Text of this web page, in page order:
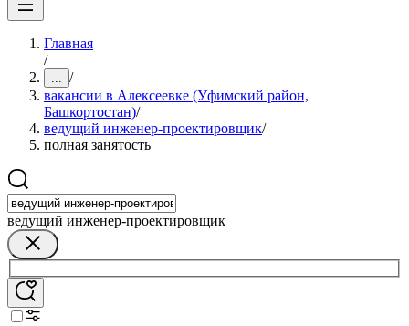
Главная
/
... /
вакансии в Алексеевке (Уфимский район,
Башкортостан)/
ведущий инженер-проектировщик/
полная занятость
ведущий инженер-проектировщик